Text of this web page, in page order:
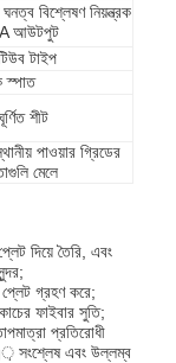
বিশ্লেষণ নিয়ন্ত্রক
আউটপুট
টাইপ
স্পাত
শীট
পাওয়ার গ্রিডের
মেলে
দিয়ে তৈরি, এবং
গ্রহণ করে;
ফাইবার সুতি;
প্রতিরোধী
সংশ্লেষ এবং উল্লম্ব